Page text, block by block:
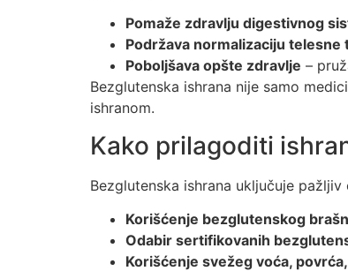
Pomaže zdravlju digestivnog
Podržava normalizaciju telesne
Poboljšava opšte zdravlje –
Bezglutenska ishrana nije samo
ishranom.
Kako prilagoditi
Bezglutenska ishrana uključuje
Korišćenje bezglutenskog
Odabir sertifikovanih
Korišćenje svežeg voća,